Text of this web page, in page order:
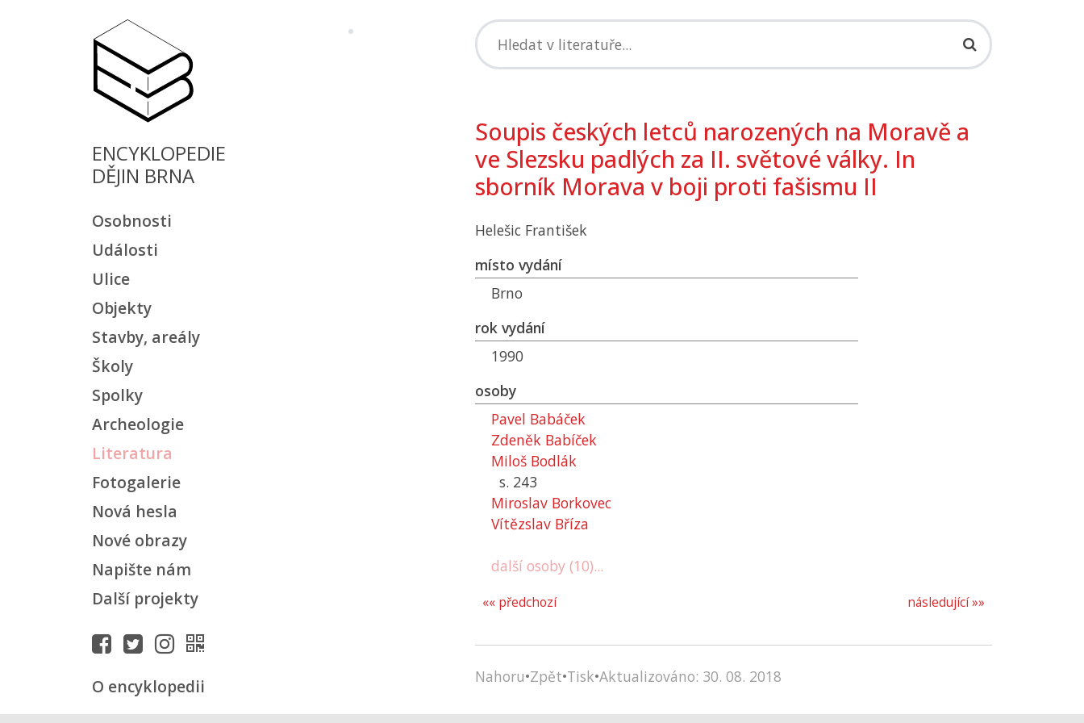
ENCYKLOPEDIE
DĚJIN BRNA
Osobnosti
Události
Ulice
Objekty
Stavby, areály
Školy
Spolky
Archeologie
Literatura
Fotogalerie
Nová hesla
Nové obrazy
Napište nám
Další projekty
O encyklopedii
Soupis českých letců narozených na Moravě a
ve Slezsku padlých za II. světové války. In
sborník Morava v boji proti fašismu II
Helešic František
místo vydání
Brno
rok vydání
1990
osoby
Pavel Babáček
Zdeněk Babíček
Miloš Bodlák
s. 243
Miroslav Borkovec
Vítězslav Bříza
další osoby (10)...
následující »»
«« předchozí
Nahoru•Zpět•Tisk•Aktualizováno: 30. 08. 2018